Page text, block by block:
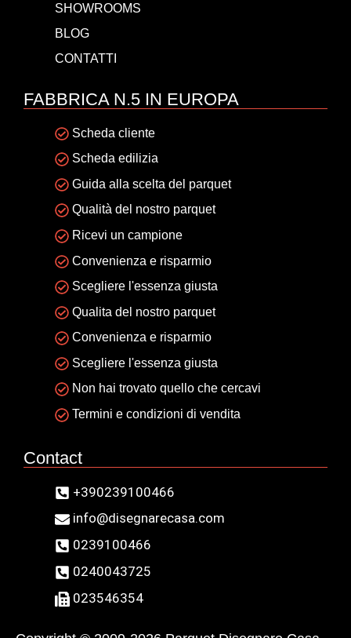
SHOWROOMS
BLOG
CONTATTI
FABBRICA N.5 IN EUROPA
Scheda cliente
Scheda edilizia
Guida alla scelta del parquet
Qualità del nostro parquet
Ricevi un campione
Convenienza e risparmio
Scegliere l'essenza giusta
Qualita del nostro parquet
Convenienza e risparmio
Scegliere l'essenza giusta
Non hai trovato quello che cercavi
Termini e condizioni di vendita
Contact
+390239100466
info@disegnarecasa.com
0239100466
0240043725
023546354